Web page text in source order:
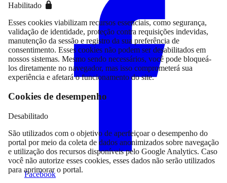
Facebook
Habilitado
Esses cookies viabilizam recursos essenciais, como segurança,
validação de identidade, proteção contra requisições indevidas,
manutenção da sessão e registro da sua preferência de
consentimento. Esses cookies não podem ser desabilitados em
nossos sistemas. Mesmo sendo necessários, você pode bloqueá-
los diretamente no navegador, mas isso comprometerá sua
experiência e afetará o funcionamento do site.
Cookies de desempenho
Desabilitado
São utilizados com o objetivo de aperfeiçoar o desempenho do
portal por meio da coleta de dados anonimizados sobre navegação
e utilização dos recursos disponíveis pelo Google Analytics. Caso
você não autorize esses cookies, esses dados não serão utilizados
para aprimorar o portal.